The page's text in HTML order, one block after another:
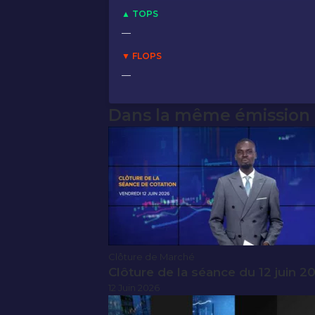
▲ TOPS
—
▼ FLOPS
—
Dans la même émission
Clôture de la séance du 12 juin